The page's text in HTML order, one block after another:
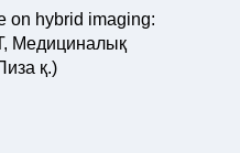
on hybrid imaging:
Медициналық
қ.)